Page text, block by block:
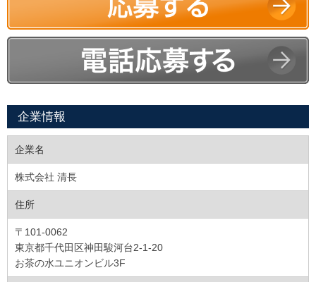
企業情報
企業名
株式会社 清長
住所
〒101-0062
東京都千代田区神田駿河台2-1-20
お茶の水ユニオンビル3F